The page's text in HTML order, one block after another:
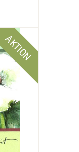
AKTION